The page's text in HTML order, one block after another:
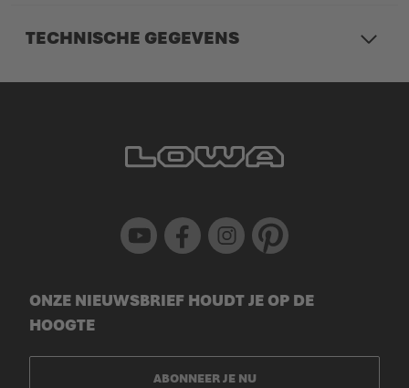
TECHNISCHE GEGEVENS
Youtube Facebook Instagram Pinterest
ONZE NIEUWSBRIEF HOUDT JE OP DE
HOOGTE
ABONNEER JE NU